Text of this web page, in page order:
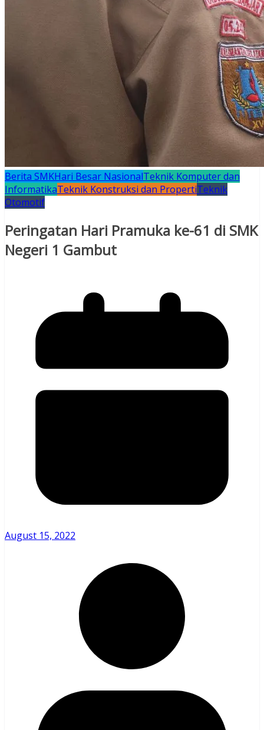
Berita SMKHari Besar NasionalTeknik Komputer dan
InformatikaTeknik Konstruksi dan PropertiTeknik
Otomotif
Peringatan Hari Pramuka ke-61 di SMK
Negeri 1 Gambut
August 15, 2022